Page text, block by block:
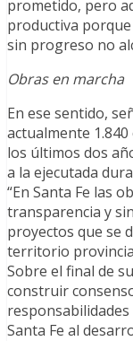
prometido, pero
productiva
sin progreso no
Obras en marcha
En ese sentido,
actualmente
los últimos dos
a la ejecutada
“En Santa Fe las
transparencia y
proyectos que se
territorio
Sobre el final de
construir
Santa Fe al